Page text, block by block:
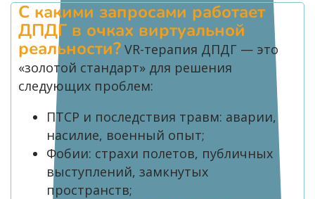
С какими запросами работает
ДПДГ в очках виртуальной
реальности?
«золотой стандарт» для решения
следующих проблем:
ПТСР и последствия травм: аварии,
насилие, военный опыт;
Фобии: страхи полетов, публичных
выступлений, замкнутых
пространств;